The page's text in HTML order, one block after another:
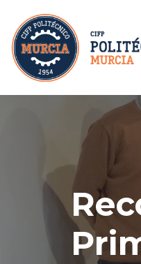
Saltar
al
contenido